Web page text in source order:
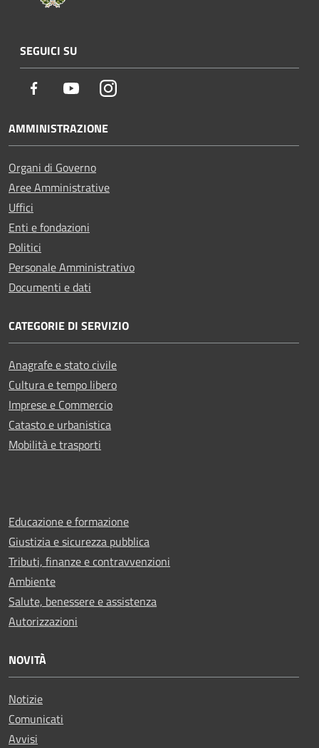
SEGUICI SU
Facebook YoutubeInstagram
AMMINISTRAZIONE
Organi di Governo
Aree Amministrative
Uffici
Enti e fondazioni
Politici
Personale Amministrativo
Documenti e dati
CATEGORIE DI SERVIZIO
Anagrafe e stato civile
Cultura e tempo libero
Imprese e Commercio
Catasto e urbanistica
Mobilità e trasporti
Educazione e formazione
Giustizia e sicurezza pubblica
Tributi, finanze e contravvenzioni
Ambiente
Salute, benessere e assistenza
Autorizzazioni
NOVITÀ
Notizie
Comunicati
Avvisi